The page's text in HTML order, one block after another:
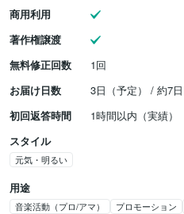
商用利用
著作権譲渡
無料修正回数
1回
お届け日数
3日（予定） / 約7日
初回返答時間
1時間以内（実績）
スタイル
元気・明るい
用途
音楽活動（プロ/アマ） プロモーション